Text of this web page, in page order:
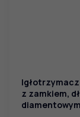
Igłotrzymacz
z zamkiem,